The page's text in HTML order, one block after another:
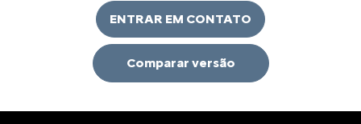
ENTRAR EM CONTATO
Comparar versão